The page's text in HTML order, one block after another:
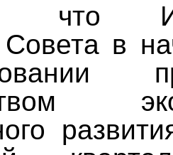
что
в